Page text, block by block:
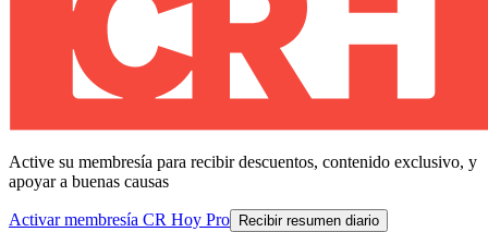
Active su membresía para recibir descuentos, contenido exclusivo, y
apoyar a buenas causas
Activar membresía CR Hoy Pro Recibir resumen diario